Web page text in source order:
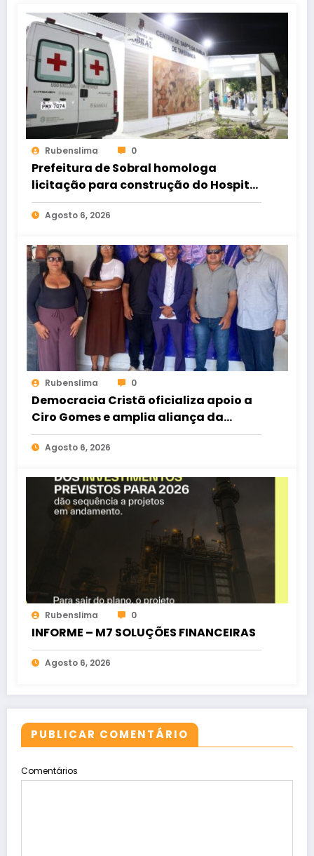
Rubenslima 0
Prefeitura de Sobral homologa
licitação para construção do Hospital
de Taperuaba
Agosto 6, 2026
Rubenslima 0
Democracia Cristã oficializa apoio a
Ciro Gomes e amplia aliança da
oposição no Ceará
Agosto 6, 2026
Rubenslima 0
INFORME – M7 SOLUÇÕES FINANCEIRAS
Agosto 6, 2026
PUBLICAR COMENTÁRIO
Comentários